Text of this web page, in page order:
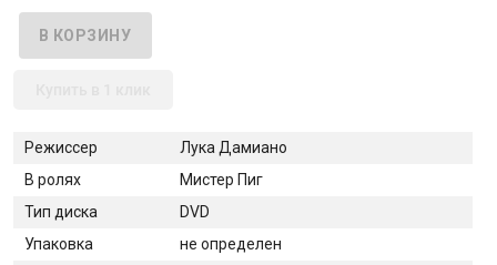
Режиссер
Лука Дамиано
В ролях
Мистер Пиг
Тип диска
DVD
Упаковка
не определен